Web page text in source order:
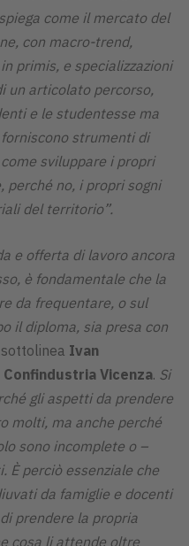
come il mercato del
con macro-trend,
primis, e specializzazioni
un articolato percorso,
e le studentesse ma
strumenti di
sviluppare i propri
perché no, i propri sogni
del territorio”.
e offerta di lavoro ancora
è fondamentale che la
da frequentare, o sul
il diploma, sia presa con
Ivan
Confindustria Vicenza. Si
gli aspetti da prendere
molti, ma anche perché
sono incomplete o –
perciò essenziale che
da famiglie e docenti
prendere la propria
cosa li attende oltre